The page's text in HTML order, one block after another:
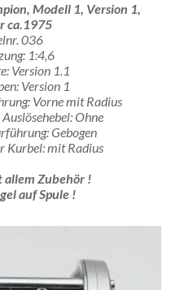
Modell 1, Version 1,
ca.1975
036
1:4,6
Version 1.1
Version 1
Vorne mit Radius
Ohne
Gebogen
Kurbel: mit Radius
allem Zubehör !
auf Spule !